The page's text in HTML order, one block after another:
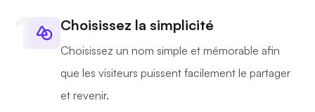
Choisissez la simplicité
Choisissez un nom simple et mémorable afin
que les visiteurs puissent facilement le partager
et revenir.